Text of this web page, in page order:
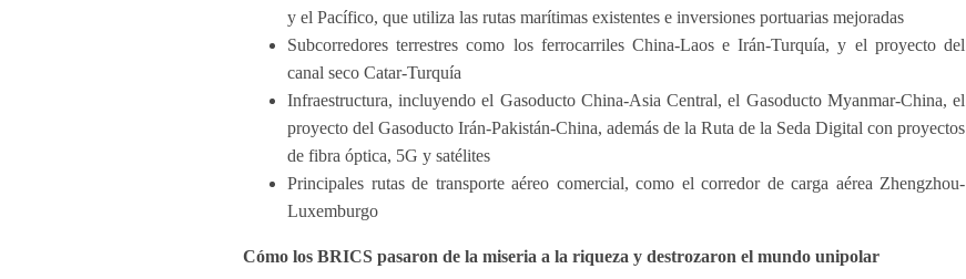
y el Pacífico, que utiliza las rutas marítimas existentes e inversiones portuarias mejoradas
Subcorredores terrestres como los ferrocarriles China-Laos e Irán-Turquía, y el proyecto del
canal seco Catar-Turquía
Infraestructura, incluyendo el Gasoducto China-Asia Central, el Gasoducto Myanmar-China, el
proyecto del Gasoducto Irán-Pakistán-China, además de la Ruta de la Seda Digital con proyectos
de fibra óptica, 5G y satélites
Principales rutas de transporte aéreo comercial, como el corredor de carga aérea Zhengzhou-
Luxemburgo
Cómo los BRICS pasaron de la miseria a la riqueza y destrozaron el mundo unipolar